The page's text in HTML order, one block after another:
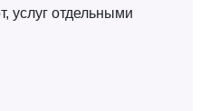
услуг отдельными